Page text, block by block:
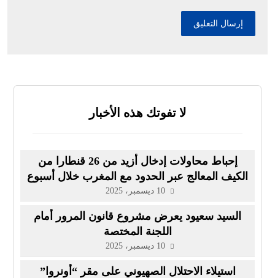
لا تفوتك هذه الأخبار
إحباط محاولات إدخال أزيد من 26 قنطارا من
الكيف المعالج عبر الحدود مع المغرب خلال أسبوع
10 ديسمبر، 2025
السيد سعيود يعرض مشروع قانون المرور أمام
اللجنة المختصة
10 ديسمبر، 2025
استيلاء الاحتلال الصهيوني على مقر “أونروا”